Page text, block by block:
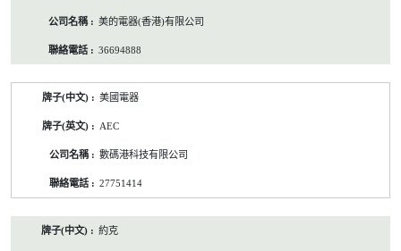
美的電器(香港)有限公司
36694888
美國電器
AEC
數碼港科技有限公司
27751414
約克